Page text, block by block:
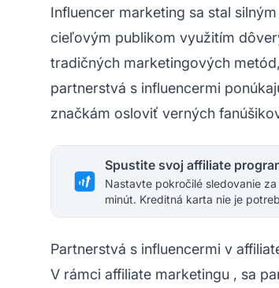
Influencer marketing sa stal
cieľovým publikom využitím
tradičných marketingových
partnerstvá s influencermi
značkám osloviť verných
Nastavte pokročilé sledovanie
minút. Kreditná karta nie je
Partnerstvá s influencermi v
V rámci affiliate marketingu , sa